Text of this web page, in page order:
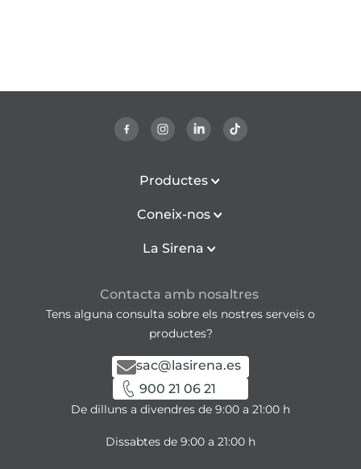
Productes
Coneix-nos
La Sirena
Contacta amb nosaltres
Tens alguna consulta sobre els nostres serveis o
productes?
sac@lasirena.es
900 21 06 21
De dilluns a divendres de 9:00 a 21:00 h
Dissabtes de 9:00 a 21:00 h